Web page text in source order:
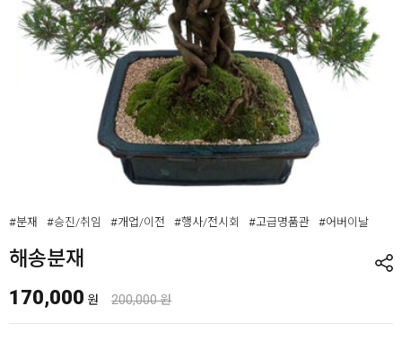
#분재 #승진/취임 #개업/이전 #행사/전시회 #고급명품관 #어버이날
해송분재
170,000 원 200,000 원